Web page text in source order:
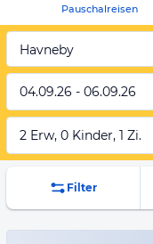
Pauschalreisen
Havneby
04.09.26 - 06.09.26
2 Erw, 0 Kinder, 1 Zi.
Filter